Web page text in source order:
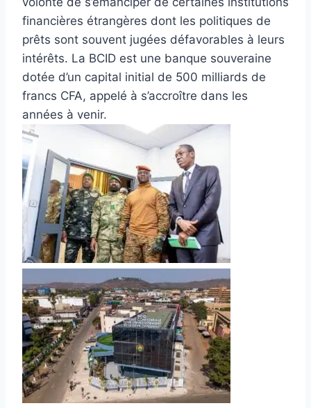
financières étrangères dont les politiques de
prêts sont souvent jugées défavorables à leurs
intérêts. La BCID est une banque souveraine
dotée d’un capital initial de 500 milliards de
francs CFA, appelé à s’accroître dans les
années à venir.